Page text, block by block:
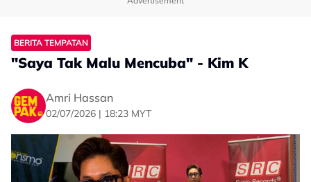
BERITA TEMPATAN
"Saya Tak Malu Mencuba" - Kim K
Amri Hassan
02/07/2026 | 18:23 MYT